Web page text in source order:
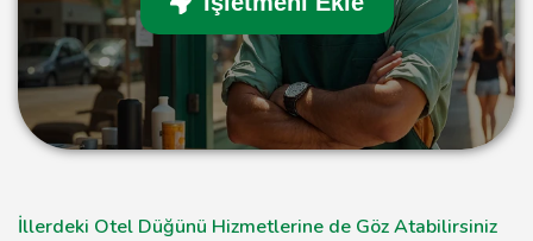
İllerdeki Otel Düğünü Hizmetlerine de Göz Atabilirsiniz